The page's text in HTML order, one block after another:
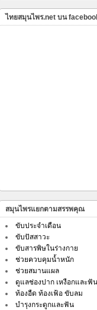
ไทยสมุนไพร.net บน
สมุนไพรแยกตามสรรพคุณ
ขับประจำเดือน
ขับปัสสาวะ
ขับสารพิษในร่างกาย
ช่วยควบคุมน้ำหนัก
ช่วยสมานแผล
ดูแลช่องปาก เหงือกและฟัน
ท้องอืด ท้องเฟ้อ ขับลม
บำรุงกระดูกและฟัน